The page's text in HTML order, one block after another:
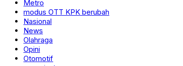
Metro
modus OTT KPK berubah
Nasional
News
Olahraga
Opini
Otomotif